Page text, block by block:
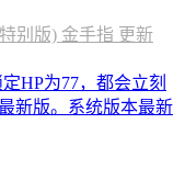
别版) 金手指 更新
HP为77，都会立刻
新版。系统版本最新